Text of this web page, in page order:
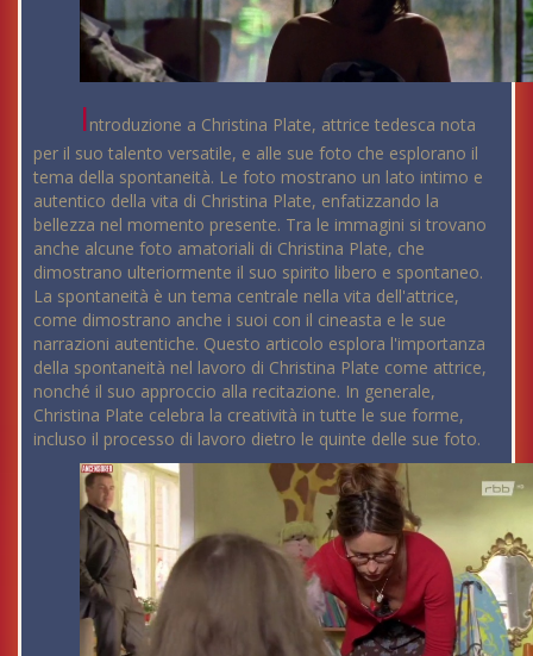
Introduzione a Christina Plate, attrice tedesca nota
per il suo talento versatile, e alle sue foto che esplorano il
tema della spontaneità. Le foto mostrano un lato intimo e
autentico della vita di Christina Plate, enfatizzando la
bellezza nel momento presente. Tra le immagini si trovano
anche alcune foto amatoriali di Christina Plate, che
dimostrano ulteriormente il suo spirito libero e spontaneo.
La spontaneità è un tema centrale nella vita dell'attrice,
come dimostrano anche i suoi con il cineasta e le sue
narrazioni autentiche. Questo articolo esplora l'importanza
della spontaneità nel lavoro di Christina Plate come attrice,
nonché il suo approccio alla recitazione. In generale,
Christina Plate celebra la creatività in tutte le sue forme,
incluso il processo di lavoro dietro le quinte delle sue foto.